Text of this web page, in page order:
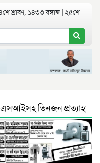
শ্রাবণ, ১৪৩৩ বঙ্গাব্দ | ২৫শে
তিনজন প্রত্যাহার
বরিশালে শ্রমিকদের